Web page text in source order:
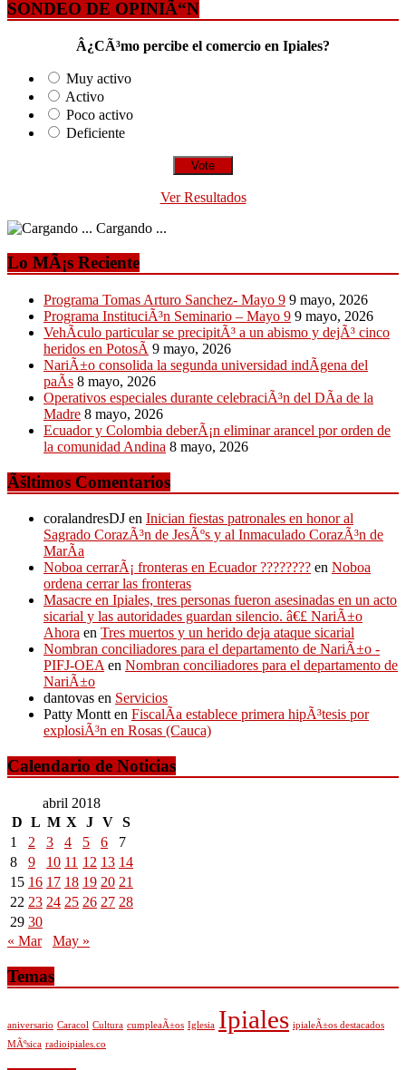
SONDEO DE OPINIÃ“N
Â¿CÃ³mo percibe el comercio en Ipiales?
Muy activo
Activo
Poco activo
Deficiente
Ver Resultados
Cargando ...
Lo MÃ¡s Reciente
Programa Tomas Arturo Sanchez- Mayo 9 9 mayo, 2026
Programa InstituciÃ³n Seminario – Mayo 9 9 mayo, 2026
VehÃ­culo particular se precipitÃ³ a un abismo y dejÃ³ cinco
heridos en PotosÃ­ 9 mayo, 2026
NariÃ±o consolida la segunda universidad indÃ­gena del
paÃ­s 8 mayo, 2026
Operativos especiales durante celebraciÃ³n del DÃ­a de la
Madre 8 mayo, 2026
Ecuador y Colombia deberÃ¡n eliminar arancel por orden de
la comunidad Andina 8 mayo, 2026
Ãšltimos Comentarios
coralandresDJ en Inician fiestas patronales en honor al
Sagrado CorazÃ³n de JesÃºs y al Inmaculado CorazÃ³n de
MarÃ­a
Noboa cerrarÃ¡ fronteras en Ecuador ???????? en Noboa
ordena cerrar las fronteras
Masacre en Ipiales, tres personas fueron asesinadas en un acto
sicarial y las autoridades guardan silencio. â€£ NariÃ±o
Ahora en Tres muertos y un herido deja ataque sicarial
Nombran conciliadores para el departamento de NariÃ±o -
PIFJ-OEAen Nombran conciliadores para el departamento de
NariÃ±o
dantovas en Servicios
Patty Montten FiscalÃ­a establece primera hipÃ³tesis por
explosiÃ³n en Rosas (Cauca)
Calendario de Noticias
abril 2018
D L M X J V S
1
2 3 4 5 6
7
8
9 10 11 12 13 14
15 16 17 18 19 20 21
22 23 24 25 26 27 28
29 30
« Mar
May »
Temas
aniversario Caracol Cultura cumpleaÃ±os Iglesia Ipiales ipialeÃ±os destacados
MÃºsica radioipiales.co